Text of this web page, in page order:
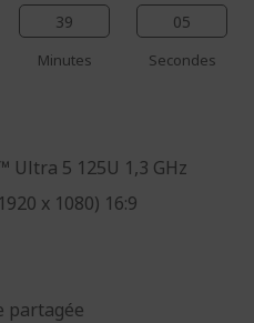
39
Minutes
04
Secondes
Ultra 5 125U 1,3 GHz
x 1080) 16:9
partagée